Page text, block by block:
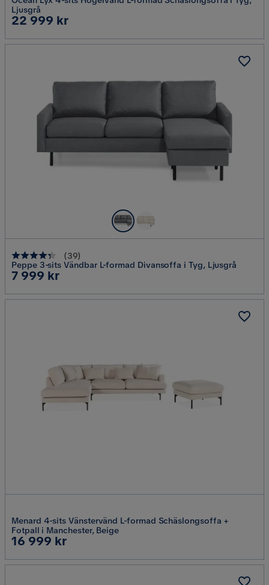
Ljusgrå
Pris
22 999 kr
(39)
Peppe 3-sits Vändbar L-formad Divansoffa i Tyg, Ljusgrå
Pris
7 999 kr
Menard 4-sits Vänstervänd L-formad Schäslongsoffa +
Fotpall i Manchester, Beige
Pris
16 999 kr